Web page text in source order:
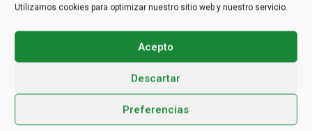
Utilizamos cookies para optimizar nuestro sitio web y nuestro servicio.
Acepto
Descartar
Preferencias
evaluación online o presencial completamente gratuita. Lo cual,
tratamientos que requeridos.
capilar. Además de tener una trayectoria que cuenta con más de
2.500 operaciones exitosas. Por lo tanto, al asistir a este centro,